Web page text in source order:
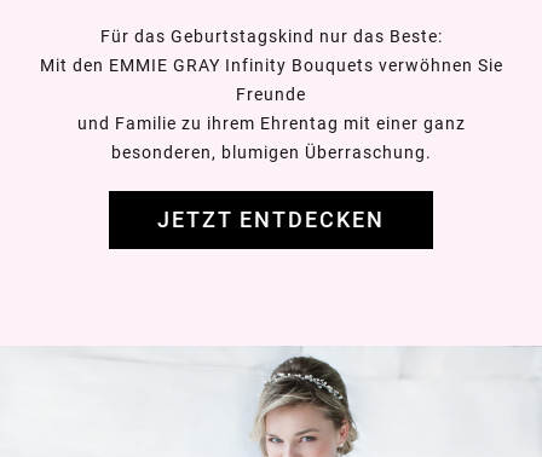
Für das Geburtstagskind nur das Beste:
Mit den EMMIE GRAY Infinity Bouquets verwöhnen Sie
Freunde
und Familie zu ihrem Ehrentag mit einer ganz
besonderen, blumigen Überraschung.
JETZT ENTDECKEN